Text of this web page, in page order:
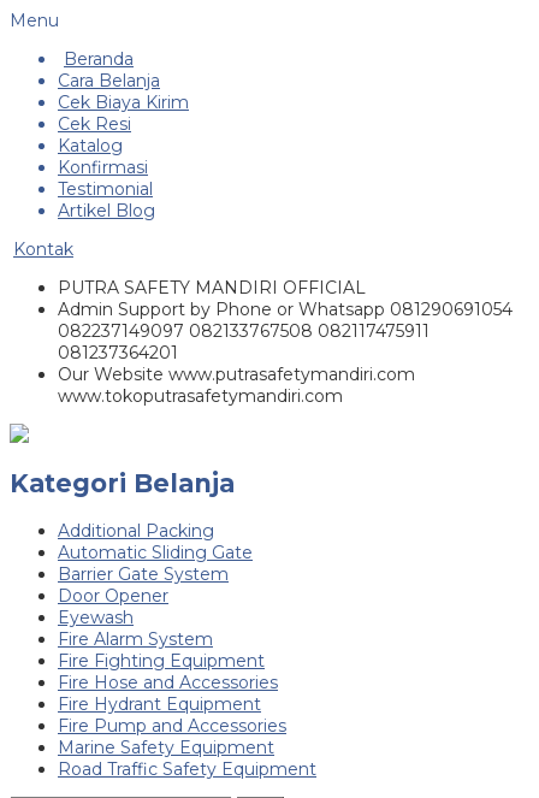
Menu
Beranda
Cara Belanja
Cek Biaya Kirim
Cek Resi
Katalog
Konfirmasi
Testimonial
Artikel Blog
Kontak
PUTRA SAFETY MANDIRI OFFICIAL
Admin Support by Phone or Whatsapp 081290691054
082237149097 082133767508 082117475911
081237364201
Our Website www.putrasafetymandiri.com
www.tokoputrasafetymandiri.com
Kategori Belanja
Additional Packing
Automatic Sliding Gate
Barrier Gate System
Door Opener
Eyewash
Fire Alarm System
Fire Fighting Equipment
Fire Hose and Accessories
Fire Hydrant Equipment
Fire Pump and Accessories
Marine Safety Equipment
Road Traffic Safety Equipment